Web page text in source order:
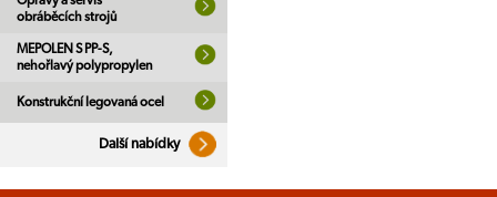
obráběcích strojů
MEPOLEN S PP-S,
nehořlavý polypropylen
Konstrukční legovaná ocel
Další nabídky